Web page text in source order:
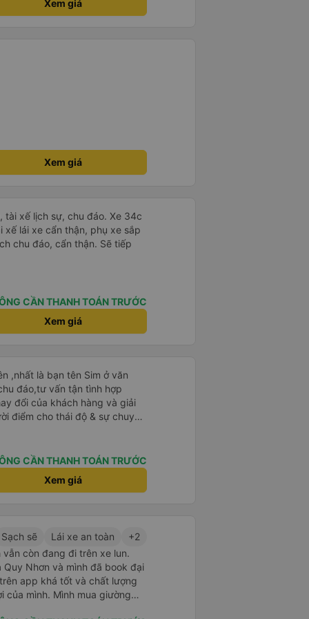
lạnh, và chăn mền thì hơi cũ,
Xem giá
Xem giá
tài xế lịch sự, chu đáo. Xe 34c
xế lái xe cẩn thận, phụ xe sắp
chu đáo, cẩn thận. Sẽ tiếp
CẦN THANH TOÁN TRƯỚC
Xem giá
,nhất là bạn tên Sim ở văn
đáo,tư vấn tận tình hợp
đổi của khách hàng và giải
điểm cho thái độ & sự chuyên
với bạn Sim và có hỏi
trung lắng nghe. Thật tuyệt
&tài xế thì mình chắc chắn ăn
trải nghiệm) để khi bẩn thì
da thì rất mau hôi và ko vệ
nằm chung mồ hôi với
cái mền mỏng để lót nằm.
lộ bình an Hẹn gặp lại
CẦN THANH TOÁN TRƯỚC
Xem giá
Sạch sẽ Lái xe an toàn
+2
còn đang đi trên xe lun.
Nhơn và mình đã book đại
app khá tốt và chất lượng
của mình. Mình mua giường
viên của nhà xe phải nói là